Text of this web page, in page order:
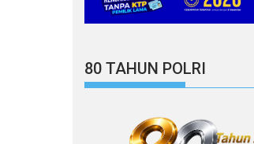
80 TAHUN POLRI